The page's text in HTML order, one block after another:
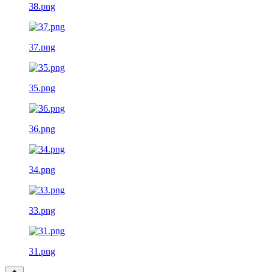
38.png
37.png
35.png
36.png
34.png
33.png
31.png